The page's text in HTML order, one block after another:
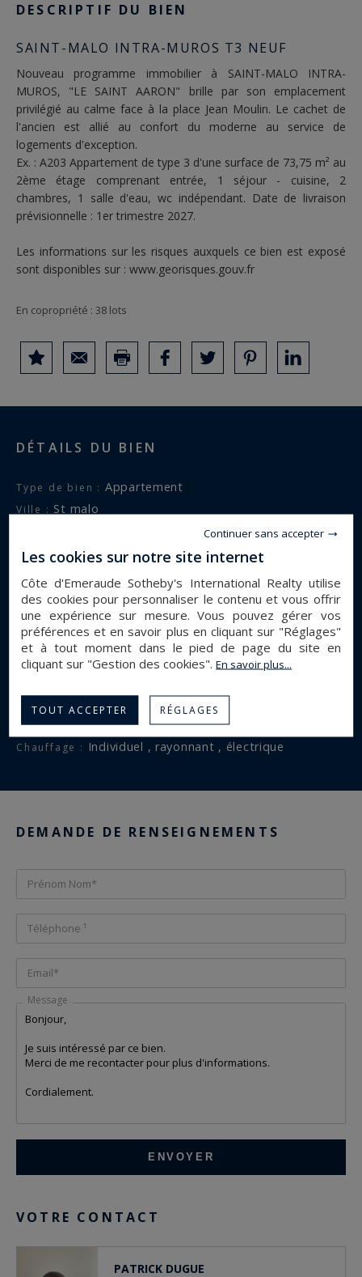
DESCRIPTIF DU BIEN
SAINT-MALO INTRA-MUROS T3 NEUF
Nouveau programme immobilier à SAINT-MALO INTRA-
MUROS, "LE SAINT AARON" brille par son emplacement
privilégié au calme face à la place Jean Moulin. Le cachet de
l'ancien est allié au confort du moderne au service de
logements d'exception.
Ex. : A203 Appartement de type 3 d'une surface de 73,75 m² au
2ème étage comprenant entrée, 1 séjour - cuisine, 2
chambres, 1 salle d'eau, wc indépendant. Date de livraison
prévisionnelle : 1er trimestre 2027.
Les informations sur les risques auxquels ce bien est exposé
sont disponibles sur : www.georisques.gouv.fr
En copropriété : 38 lots
DÉTAILS DU BIEN
Type de bien : appartement
Ville : st malo
A proximité :
, Parc , Plage , Port , Rue commerçante , Rue piétonne
, Village
Surface : 73 m²
Nombre de pièces : 3
Salle(s) d'eau :1
Année de construction : 2025
Chauffage : individuel , rayonnant , électrique
DEMANDE DE RENSEIGNEMENTS
Prénom Nom*
Téléphone ¹
Email*
Message
VOTRE CONTACT
PATRICK DUGUE
Continuer sans accepter
Les cookies sur notre site internet
Côte d'Emeraude Sotheby's International Realty utilise
des cookies pour personnaliser le contenu et vous offrir
une expérience sur mesure. Vous pouvez gérer vos
préférences et en savoir plus en cliquant sur "Réglages"
et à tout moment dans le pied de page du site en
cliquant sur "Gestion des cookies".En savoir plus...
TOUT ACCEPTER RÉGLAGES